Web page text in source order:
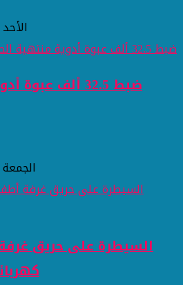
الأحد 11 أبريل 2021 10:27 صباحاً
ضبط 32.5 ألف
الجمعة 09 أبريل 2021 05:36 مساءً
السيطرة على حريق